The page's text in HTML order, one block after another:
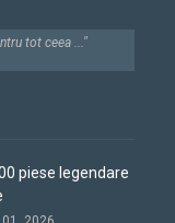
tot ceea ..."
piese legendare